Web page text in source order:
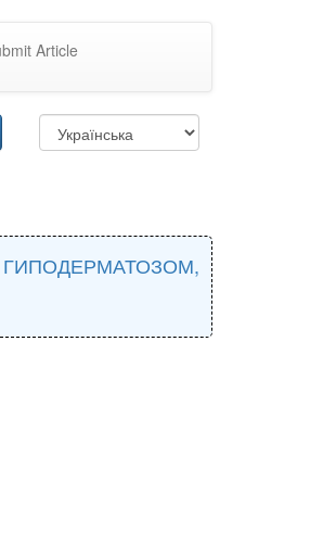
Article